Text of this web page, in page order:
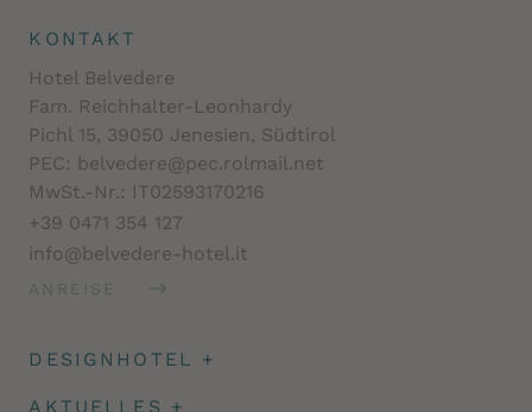
KONTAKT
Hotel Belvedere
Fam. Reichhalter-Leonhardy
Pichl 15, 39050 Jenesien, Südtirol
PEC: belvedere@pec.rolmail.net
MwSt.-Nr.: IT02593170216
+39 0471 354 127
info@belvedere-hotel.it
ANREISE
DESIGNHOTEL +
Architektur
AKTUELLES +